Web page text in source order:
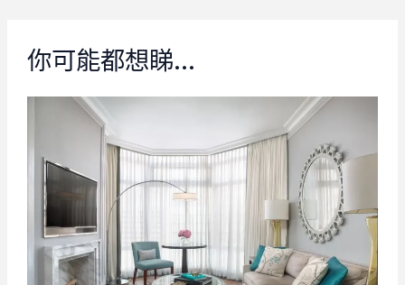
你可能都想睇…